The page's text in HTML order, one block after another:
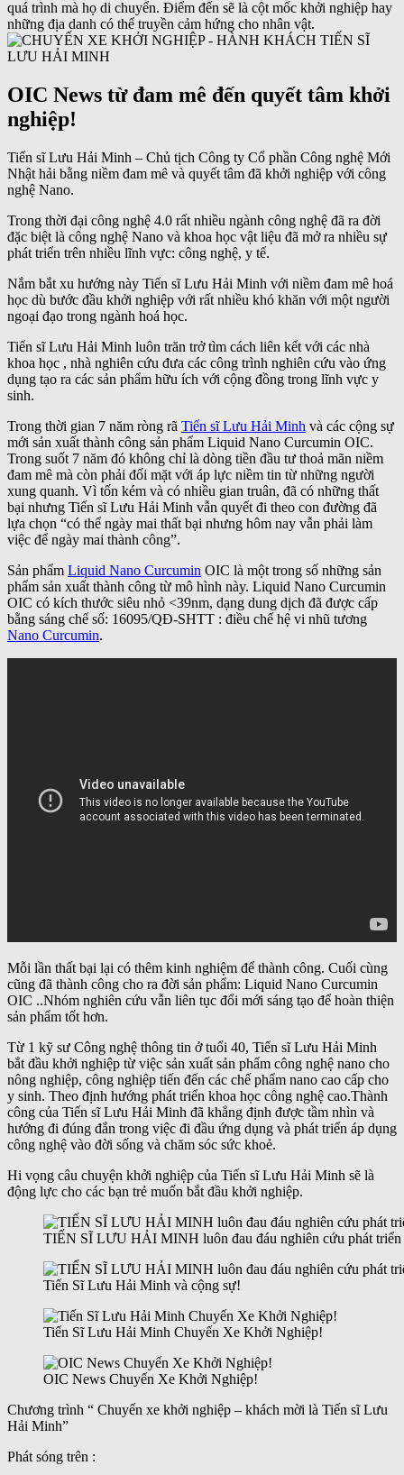
quá trình mà họ di chuyển. Điểm đến sẽ là cột mốc khởi nghiệp hay
những địa danh có thể truyền cảm hứng cho nhân vật.
OIC News từ đam mê đến quyết tâm khởi
nghiệp!
Tiến sĩ Lưu Hải Minh – Chủ tịch Công ty Cổ phần Công nghệ Mới
Nhật hải bằng niềm đam mê và quyết tâm đã khởi nghiệp với công
nghệ Nano.
Trong thời đại công nghệ 4.0 rất nhiều ngành công nghệ đã ra đời
đặc biệt là công nghệ Nano và khoa học vật liệu đã mở ra nhiều sự
phát triển trên nhiều lĩnh vực: công nghệ, y tế.
Nắm bắt xu hướng này Tiến sĩ Lưu Hải Minh với niềm đam mê hoá
học dù bước đầu khởi nghiệp với rất nhiều khó khăn với một người
ngoại đạo trong ngành hoá học.
Tiến sĩ Lưu Hải Minh luôn trăn trở tìm cách liên kết với các nhà
khoa học , nhà nghiên cứu đưa các công trình nghiên cứu vào ứng
dụng tạo ra các sản phẩm hữu ích với cộng đồng trong lĩnh vực y
sinh.
Trong thời gian 7 năm ròng rã Tiến sĩ Lưu Hải Minh và các cộng sự
mới sản xuất thành công sản phẩm Liquid Nano Curcumin OIC.
Trong suốt 7 năm đó không chỉ là dòng tiền đầu tư thoả mãn niềm
đam mê mà còn phải đối mặt với áp lực niềm tin từ những người
xung quanh. Vì tốn kém và có nhiều gian truân, đã có những thất
bại nhưng Tiến sĩ Lưu Hải Minh vẫn quyết đi theo con đường đã
lựa chọn “có thể ngày mai thất bại nhưng hôm nay vẫn phải làm
việc để ngày mai thành công”.
Sản phẩm Liquid Nano Curcumin OIC là một trong số những sản
phẩm sản xuất thành công từ mô hình này. Liquid Nano Curcumin
OIC có kích thước siêu nhỏ <39nm, dạng dung dịch đã được cấp
bằng sáng chế số: 16095/QĐ-SHTT : điều chế hệ vi nhũ tương
Nano Curcumin.
Mỗi lần thất bại lại có thêm kinh nghiệm để thành công. Cuối cùng
cũng đã thành công cho ra đời sản phẩm: Liquid Nano Curcumin
OIC ..Nhóm nghiên cứu vẫn liên tục đổi mới sáng tạo để hoàn thiện
sản phẩm tốt hơn.
Từ 1 kỹ sư Công nghệ thông tin ở tuổi 40, Tiến sĩ Lưu Hải Minh
bắt đầu khởi nghiệp từ việc sản xuất sản phẩm công nghệ nano cho
nông nghiệp, công nghiệp tiến đến các chế phẩm nano cao cấp cho
y sinh. Theo định hướng phát triển khoa học công nghệ cao.Thành
công của Tiến sĩ Lưu Hải Minh đã khẳng định được tầm nhìn và
hướng đi đúng đắn trong việc đi đầu ứng dụng và phát triển áp dụng
công nghệ vào đời sống và chăm sóc sức khoẻ.
Hi vọng câu chuyện khởi nghiệp của Tiến sĩ Lưu Hải Minh sẽ là
động lực cho các bạn trẻ muốn bắt đầu khởi nghiệp.
TIẾN SĨ LƯU HẢI MINH luôn đau đáu nghiên cứu phát triển
Tiến Sĩ Lưu Hải Minh và cộng sự!
Tiến Sĩ Lưu Hải Minh Chuyến Xe Khởi Nghiệp!
OIC News Chuyến Xe Khởi Nghiệp!
Chương trình “ Chuyến xe khởi nghiệp – khách mời là Tiến sĩ Lưu
Hải Minh”
Phát sóng trên :